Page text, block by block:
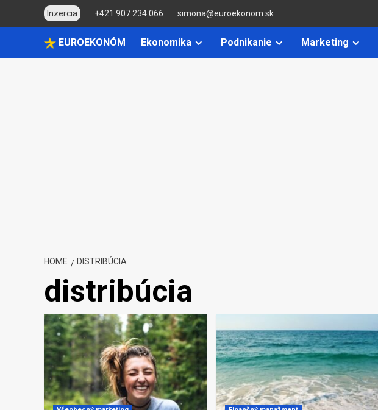
Inzercia +421 907 234 066 simona@euroekonom.sk
EUROEKONÓM Ekonomika Podnikanie Marketing
HOME DISTRIBÚCIA
distribúcia